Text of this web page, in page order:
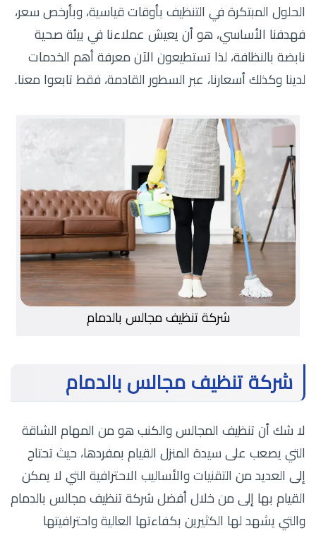
الحلول المبتكرة في التنظيف بأوقات قياسية، وبأرخص سعر،
فهدفنا الأساسي، هو أن يعيش عملاءنا في بيئة صحية
نابضة بالنظافة، لذا تستطيعون الآن معرفة أهم الخدمات
لدينا وكذلك أسعارنا، عبر السطور القادمة، فقط تابعوا معنا.
شركة تنظيف مجالس بالدمام
شركة تنظيف مجالس بالدمام
لا شك أن تنظيف المجالس والكنب هو من المهام الشاقة
التي يصعب على سيدة المنزل القيام بمفردها، حيث تحتاج
إلى العديد من التقنيات والأساليب الاحترافية التي لا يمكن
القيام بها إلى من خلال أفضل شركة تنظيف مجالس بالدمام
والتي يشهد لها الكثيرين بكفاءتها العالية واحترافيتها